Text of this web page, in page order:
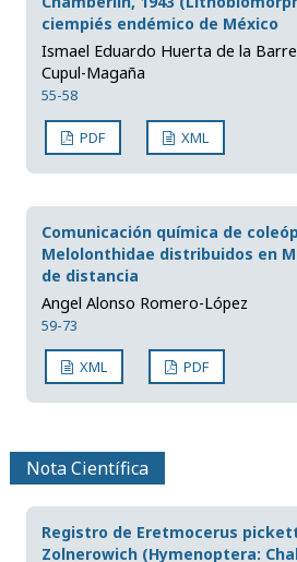
ciempiés endémico de México
Ismael Eduardo Huerta de la
Cupul-Magaña
55-58
PDF XML
Comunicación química de
Melolonthidae distribuidos en
de distancia
Angel Alonso Romero-López
59-73
XML PDF
Nota Científica
Registro de Eretmocerus
Zolnerowich (Hymenoptera: